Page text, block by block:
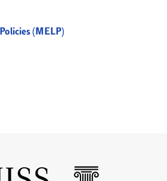
(MELP)